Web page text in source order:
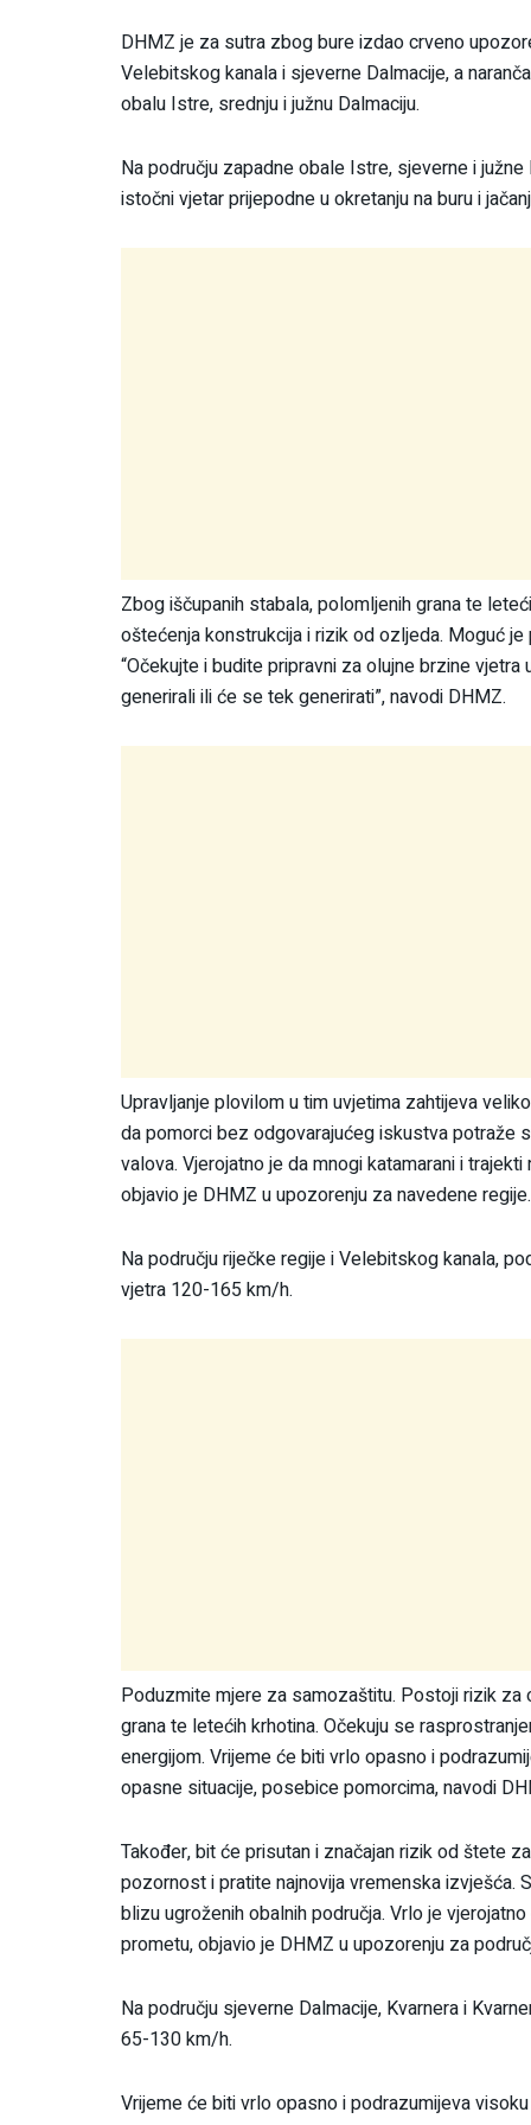
DHMZ je za sutra zbog bure izdao crveno
Velebitskog kanala i sjeverne Dalmacije, a
obalu Istre, srednju i južnu Dalmaciju.
Na području zapadne obale Istre, sjeverne i
istočni vjetar prijepodne u okretanju na buru i
Zbog iščupanih stabala, polomljenih grana te
oštećenja konstrukcija i rizik od ozljeda. Moguć
“Očekujte i budite pripravni za olujne brzine
generirali ili će se tek generirati”, navodi DHMZ.
Upravljanje plovilom u tim uvjetima zahtijeva
da pomorci bez odgovarajućeg iskustva potraže
valova. Vjerojatno je da mnogi katamarani i
objavio je DHMZ u upozorenju za navedene regije.
Na području riječke regije i Velebitskog kanala,
vjetra 120-165 km/h.
Poduzmite mjere za samozaštitu. Postoji rizik
grana te letećih krhotina. Očekuju se
energijom. Vrijeme će biti vrlo opasno i
opasne situacije, posebice pomorcima, navodi
Također, bit će prisutan i značajan rizik od štete
pozornost i pratite najnovija vremenska izvješća.
blizu ugroženih obalnih područja. Vrlo je
prometu, objavio je DHMZ u upozorenju za
Na području sjeverne Dalmacije, Kvarnera i
65-130 km/h.
Vrijeme će biti vrlo opasno i podrazumijeva